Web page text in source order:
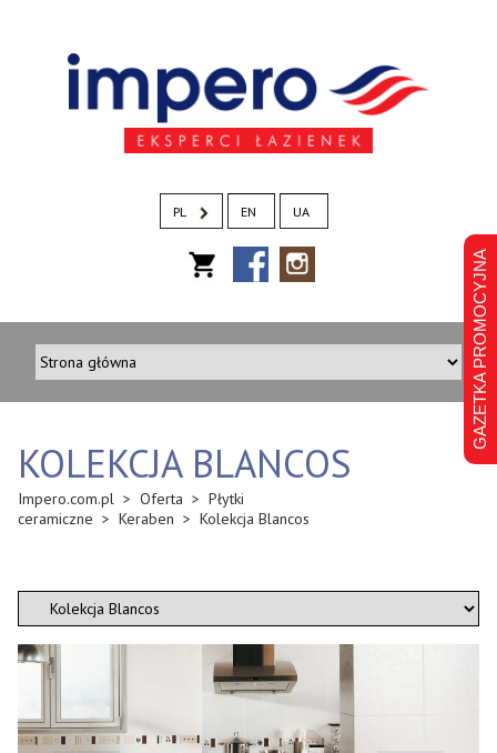
PL EN UA
KOLEKCJA BLANCOS
Impero.com.pl > Oferta > Płytki
ceramiczne > Keraben > Kolekcja Blancos
GAZETKA PROMOCYJNA